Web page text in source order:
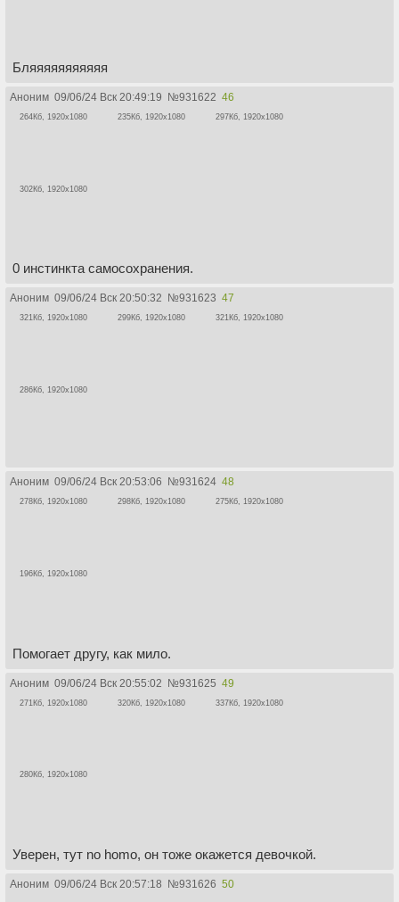
Бляяяяяяяяяяя
Аноним 09/06/24 Вск 20:49:19 №931622 46
264Кб, 1920x1080 235Кб, 1920x1080 297Кб, 1920x1080
302Кб, 1920x1080
0 инстинкта самосохранения.
Аноним 09/06/24 Вск 20:50:32 №931623 47
321Кб, 1920x1080 299Кб, 1920x1080 321Кб, 1920x1080
286Кб, 1920x1080
Аноним 09/06/24 Вск 20:53:06 №931624 48
278Кб, 1920x1080 298Кб, 1920x1080 275Кб, 1920x1080
196Кб, 1920x1080
Помогает другу, как мило.
Аноним 09/06/24 Вск 20:55:02 №931625 49
271Кб, 1920x1080 320Кб, 1920x1080 337Кб, 1920x1080
280Кб, 1920x1080
Уверен, тут no homo, он тоже окажется девочкой.
Аноним 09/06/24 Вск 20:57:18 №931626 50